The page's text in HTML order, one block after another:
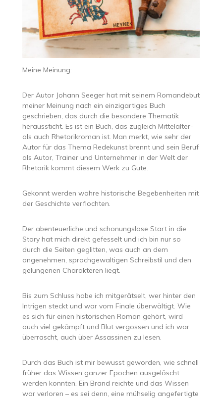
Meine Meinung:
Der Autor Johann Seeger hat mit seinem Romandebut
meiner Meinung nach ein einzigartiges Buch
geschrieben, das durch die besondere Thematik
heraussticht. Es ist ein Buch, das zugleich Mittelalter-
als auch Rhetorikroman ist. Man merkt, wie sehr der
Autor für das Thema Redekunst brennt und sein Beruf
als Autor, Trainer und Unternehmer in der Welt der
Rhetorik kommt diesem Werk zu Gute.
Gekonnt werden wahre historische Begebenheiten mit
der Geschichte verflochten.
Der abenteuerliche und schonungslose Start in die
Story hat mich direkt gefesselt und ich bin nur so
durch die Seiten geglitten, was auch an dem
angenehmen, sprachgewaltigen Schreibstil und den
gelungenen Charakteren liegt.
Bis zum Schluss habe ich mitgerätselt, wer hinter den
Intrigen steckt und war vom Finale überwältigt. Wie
es sich für einen historischen Roman gehört, wird
auch viel gekämpft und Blut vergossen und ich war
überrascht, auch über Assassinen zu lesen.
Durch das Buch ist mir bewusst geworden, wie schnell
früher das Wissen ganzer Epochen ausgelöscht
werden konnten. Ein Brand reichte und das Wissen
war verloren – es sei denn, eine mühselig angefertigte